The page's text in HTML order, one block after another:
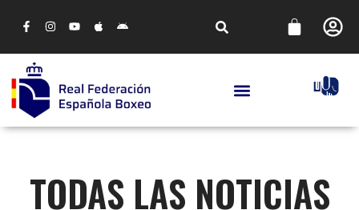
TODAS LAS NOTICIAS